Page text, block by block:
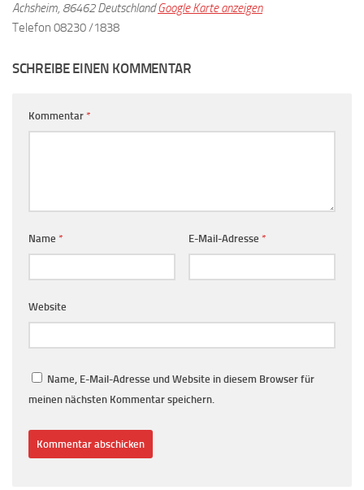
Achsheim, 86462 Deutschland Google Karte anzeigen
Telefon 08230 /1838
SCHREIBE EINEN KOMMENTAR
Kommentar *
Name * E-Mail-Adresse *
Website
Name, E-Mail-Adresse und Website in diesem Browser für
meinen nächsten Kommentar speichern.